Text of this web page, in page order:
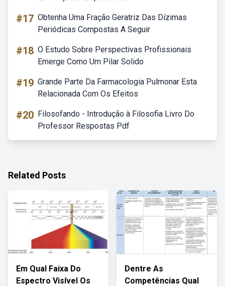
#17 Obtenha Uma Fração Geratriz Das Dízimas
Periódicas Compostas A Seguir
#18 O Estudo Sobre Perspectivas Profissionais
Emerge Como Um Pilar Solido
#19 Grande Parte Da Farmacologia Pulmonar Esta
Relacionada Com Os Efeitos
#20 Filosofando - Introdução à Filosofia Livro Do
Professor Respostas Pdf
Related Posts
Em Qual Faixa Do
Espectro Visível Os
Dentre As
Competências Qual